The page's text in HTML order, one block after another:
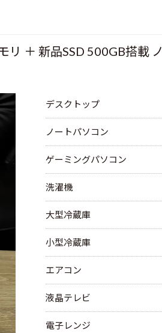
＋ 新品SSD 500GB搭載 ノ
デスクトップ
ノートパソコン
ゲーミングパソコン
洗濯機
大型冷蔵庫
小型冷蔵庫
エアコン
液晶テレビ
電子レンジ